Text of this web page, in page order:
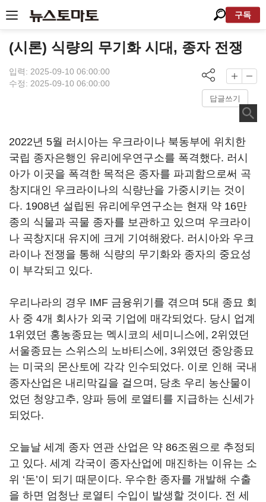
구독
(시론) 식량의 무기화 시대, 종자 전쟁
입력: 2025-09-10 06:00:00
수정: 2025-09-10 06:00:00
답글쓰기
2022년 5월 러시아는 우크라이나 북동부에 위치한
국립 종자은행인 유리에우연구소를 폭격했다. 러시
아가 이곳을 폭격한 목적은 종자를 파괴함으로써 곡
창지대인 우크라이나의 식량난을 가중시키는 것이
다. 1908년 설립된 유리에우연구소는 현재 약 16만
종의 식물과 곡물 종자를 보관하고 있으며 우크라이
나 곡창지대 유지에 크게 기여해왔다. 러시아와 우크
라이나 전쟁을 통해 식량의 무기화와 종자의 중요성
이 부각되고 있다.
우리나라의 경우 IMF 금융위기를 겪으며 5대 종묘 회
사 중 4개 회사가 외국 기업에 매각되었다. 당시 업계
1위였던 홍농종묘는 멕시코의 세미니스에, 2위였던
서울종묘는 스위스의 노바티스에, 3위였던 중앙종묘
는 미국의 몬산토에 각각 인수되었다. 이로 인해 국내
종자산업은 내리막길을 걸으며, 당초 우리 농산물이
었던 청양고추, 양파 등에 로열티를 지급하는 신세가
되었다.
오늘날 세계 종자 연관 산업은 약 86조원으로 추정되
고 있다. 세계 각국이 종자산업에 매진하는 이유는 소
위 ‘돈’이 되기 때문이다. 우수한 종자를 개발해 수출
을 하면 엄청난 로열티 수입이 발생할 것이다. 전 세